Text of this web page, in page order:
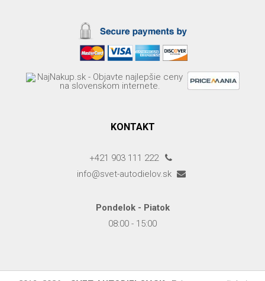
KONTAKT
+421 903 111 222
info@svet-autodielov.sk
Pondelok - Piatok
08:00 - 15:00